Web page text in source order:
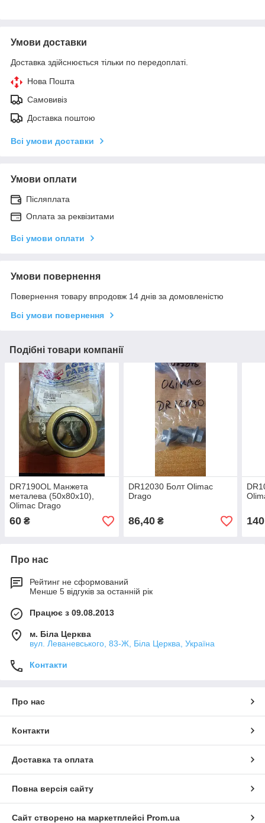
Умови доставки
Доставка здійснюється тільки по передоплаті.
Нова Пошта
Самовивіз
Доставка поштою
Всі умови доставки
Умови оплати
Післяплата
Оплата за реквізитами
Всі умови оплати
Умови повернення
Повернення товару впродовж 14 днів за домовленістю
Всі умови повернення
Подібні товари компанії
DR7190OL Манжета
металева (50х80х10),
Olimac Drago
60 ₴
DR12030 Болт Olimac
Drago
86,40₴ 140
Про нас
Рейтинг не сформований
Менше 5 відгуків за останній рік
Працює з 09.08.2013
м. Біла Церква
вул. Леваневського, 83-Ж, Біла Церква, Україна
Контакти
Про нас
Контакти
Доставка та оплата
Повна версія сайту
Сайт створено на маркетплейсі Prom.ua